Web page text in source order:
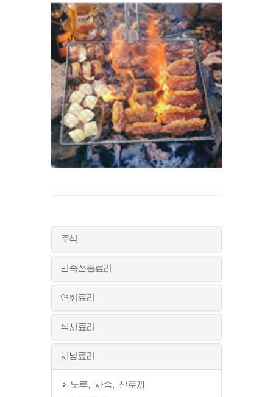
주식
민족전통료리
연회료리
식사료리
사냥료리
노루, 사슴, 산토끼